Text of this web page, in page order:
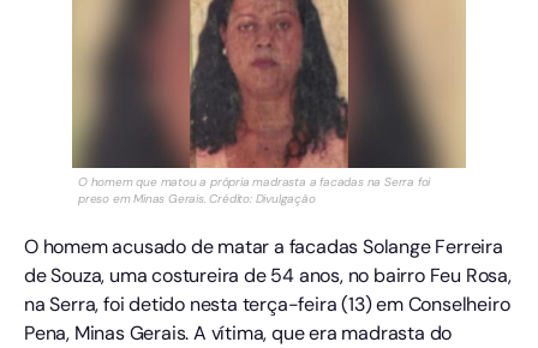
O homem que matou a própria madrasta a facadas na Serra foi
preso em Minas Gerais. Crédito: Divulgação
O homem acusado de matar a facadas Solange Ferreira
de Souza, uma costureira de 54 anos, no bairro Feu Rosa,
na Serra, foi detido nesta terça-feira (13) em Conselheiro
Pena, Minas Gerais. A vítima, que era madrasta do